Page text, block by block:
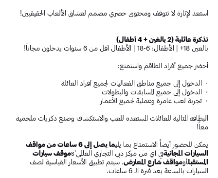
استعد لإثارة لا تتوقف ومحتوى حصري مصمم لعشاق الألعاب الحقيقيين!
تذكرة عائلية (2 بالغين + 4 أطفال)
بالغين 18+ | الأطفال: 6-18 | الأطفال أقل من 6 سنوات يدخلون مجاناً!
أحضر جميع أفراد الطاقم واستمتع:
الدخول إلى جميع مناطق الفعاليات لجميع أفراد العائلة
الدخول إلى جميع المسابقات والبطولات
تجربة لعب غامرة وعملية لجميع الأعمار
البطاقة المثالية للعائلات المستعدة للعب والاستكشاف وصنع ذكريات ملحمية
معاً!
يمكن للحضور أيضاً الاستمتاع بما يلي
ما يصل إلى 6 ساعات من مواقف
السيارات المجانيةفي أي من مركز دبي التجاري العالمي's موقف سيارات
المستقبلأومواقف شارع المعارض. سيتم تطبيق الأسعار القياسية لصف
السيارات بالساعة بعد فترة الـ 6 ساعات.